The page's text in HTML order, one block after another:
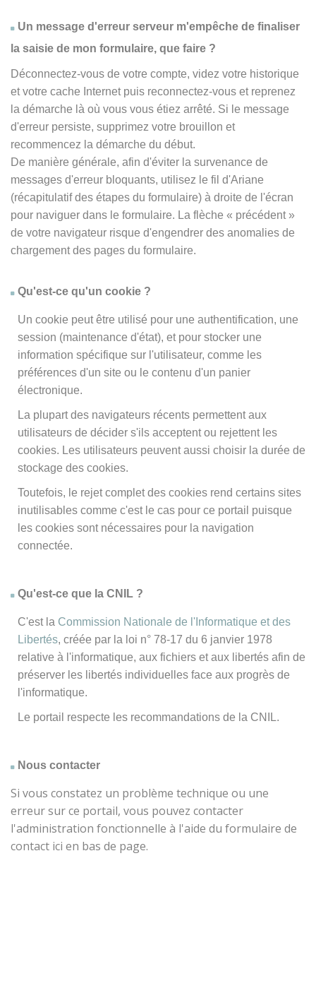
Un message d'erreur serveur m'empêche de finaliser
la saisie de mon formulaire, que faire ?
Déconnectez-vous de votre compte, videz votre historique
et votre cache Internet puis reconnectez-vous et reprenez
la démarche là où vous vous étiez arrêté. Si le message
d'erreur persiste, supprimez votre brouillon et
recommencez la démarche du début.
De manière générale, afin d'éviter la survenance de
messages d'erreur bloquants, utilisez le fil d'Ariane
(récapitulatif des étapes du formulaire) à droite de l'écran
pour naviguer dans le formulaire. La flèche « précédent »
de votre navigateur risque d'engendrer des anomalies de
chargement des pages du formulaire.
Qu'est-ce qu'un cookie ?
Un cookie peut être utilisé pour une authentification, une
session (maintenance d'état), et pour stocker une
information spécifique sur l'utilisateur, comme les
préférences d'un site ou le contenu d'un panier
électronique.
La plupart des navigateurs récents permettent aux
utilisateurs de décider s'ils acceptent ou rejettent les
cookies. Les utilisateurs peuvent aussi choisir la durée de
stockage des cookies.
Toutefois, le rejet complet des cookies rend certains sites
inutilisables comme c'est le cas pour ce portail puisque
les cookies sont nécessaires pour la navigation
connectée.
Qu'est-ce que la CNIL ?
C'est la Commission Nationale de l'Informatique et des
Libertés, créée par la loi n° 78-17 du 6 janvier 1978
relative à l'informatique, aux fichiers et aux libertés afin de
préserver les libertés individuelles face aux progrès de
l'informatique.
Le portail respecte les recommandations de la CNIL.
Nous contacter
Si vous constatez un problème technique ou une
erreur sur ce portail, vous pouvez contacter
l'administration fonctionnelle à l'aide du formulaire de
contact ici en bas de page.